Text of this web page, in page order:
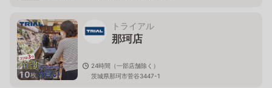
10枚
トライアル
那珂店
24時間（一部店舗除く）
茨城県那珂市菅谷3447-1